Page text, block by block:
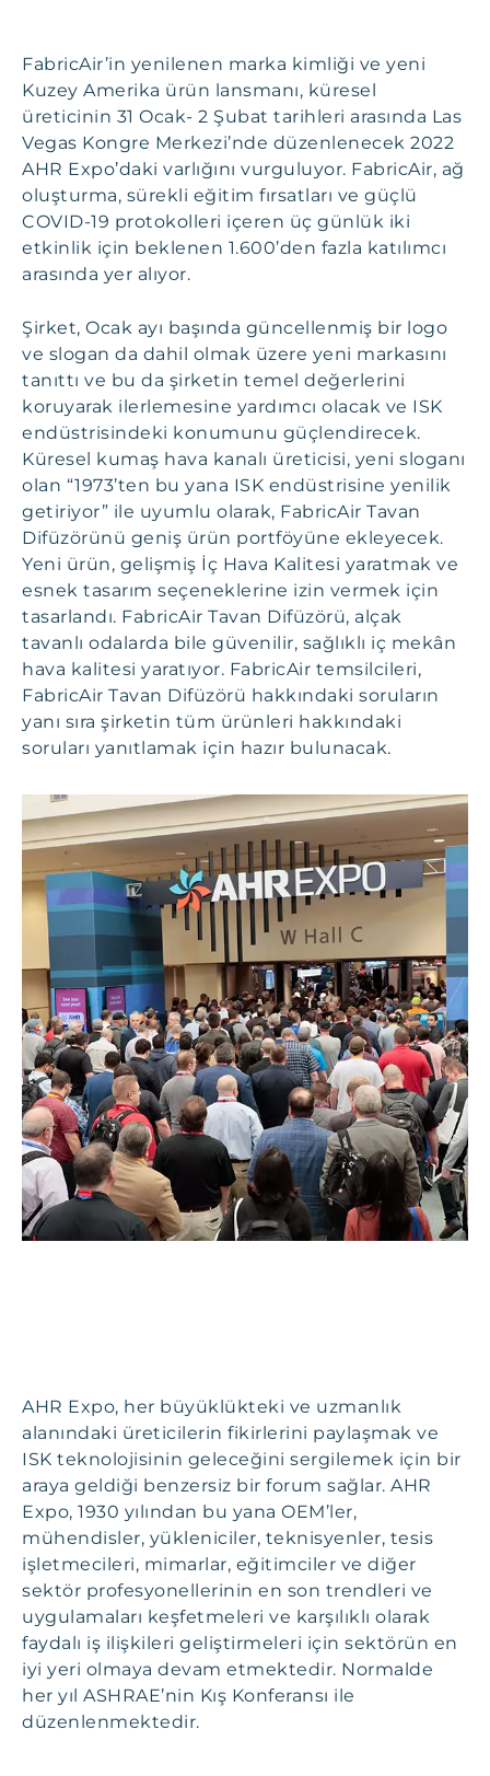
FabricAir’in yenilenen marka kimliği ve yeni
Kuzey Amerika ürün lansmanı, küresel
üreticinin 31 Ocak- 2 Şubat tarihleri arasında Las
Vegas Kongre Merkezi’nde düzenlenecek 2022
AHR Expo’daki varlığını vurguluyor. FabricAir, ağ
oluşturma, sürekli eğitim fırsatları ve güçlü
COVID-19 protokolleri içeren üç günlük iki
etkinlik için beklenen 1.600’den fazla katılımcı
arasında yer alıyor.
Şirket, Ocak ayı başında güncellenmiş bir logo
ve slogan da dahil olmak üzere yeni markasını
tanıttı ve bu da şirketin temel değerlerini
koruyarak ilerlemesine yardımcı olacak ve ISK
endüstrisindeki konumunu güçlendirecek.
Küresel kumaş hava kanalı üreticisi, yeni sloganı
olan “1973’ten bu yana ISK endüstrisine yenilik
getiriyor” ile uyumlu olarak, FabricAir Tavan
Difüzörünü geniş ürün portföyüne ekleyecek.
Yeni ürün, gelişmiş İç Hava Kalitesi yaratmak ve
esnek tasarım seçeneklerine izin vermek için
tasarlandı. FabricAir Tavan Difüzörü, alçak
tavanlı odalarda bile güvenilir, sağlıklı iç mekân
hava kalitesi yaratıyor. FabricAir temsilcileri,
FabricAir Tavan Difüzörü hakkındaki soruların
yanı sıra şirketin tüm ürünleri hakkındaki
soruları yanıtlamak için hazır bulunacak.
AHR Expo, her büyüklükteki ve uzmanlık
alanındaki üreticilerin fikirlerini paylaşmak ve
ISK teknolojisinin geleceğini sergilemek için bir
araya geldiği benzersiz bir forum sağlar. AHR
Expo, 1930 yılından bu yana OEM’ler,
mühendisler, yükleniciler, teknisyenler, tesis
işletmecileri, mimarlar, eğitimciler ve diğer
sektör profesyonellerinin en son trendleri ve
uygulamaları keşfetmeleri ve karşılıklı olarak
faydalı iş ilişkileri geliştirmeleri için sektörün en
iyi yeri olmaya devam etmektedir. Normalde
her yıl ASHRAE’nin Kış Konferansı ile
düzenlenmektedir.